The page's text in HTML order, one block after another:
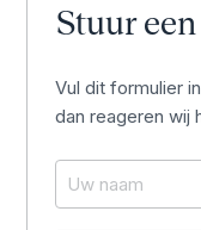
Stuur
Vul dit formulier
dan reageren wij